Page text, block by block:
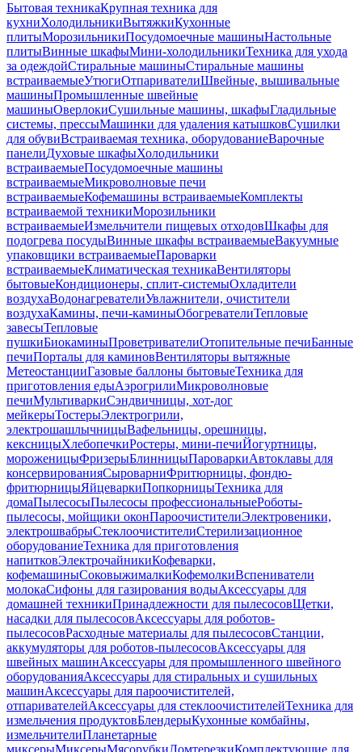
Бытовая техникаКрупная техника для
кухниХолодильникиВытяжкиКухонные
плитыМорозильникиПосудомоечные машиныНастольные
плитыВинные шкафыМини-холодильникиТехника для ухода
за одеждойСтиральные машиныСтиральные машины
встраиваемыеУтюгиОтпаривателиШвейные, вышивальные
машиныПромышленные швейные
машиныОверлокиСушильные машины, шкафыГладильные
системы, прессыМашинки для удаления катышковСушилки
для обувиВстраиваемая техника, оборудованиеВарочные
панелиДуховые шкафыХолодильники
встраиваемыеПосудомоечные машины
встраиваемыеМикроволновые печи
встраиваемыеКофемашины встраиваемыеКомплекты
встраиваемой техникиМорозильники
встраиваемыеИзмельчители пищевых отходовШкафы для
подогрева посудыВинные шкафы встраиваемыеВакуумные
упаковщики встраиваемыеПароварки
встраиваемыеКлиматическая техникаВентиляторы
бытовыеКондиционеры, сплит-системыОхладители
воздухаВодонагревателиУвлажнители, очистители
воздухаКамины, печи-каминыОбогревателиТепловые
завесыТепловые
пушкиБиокаминыПроветривателиОтопительные печиБанные
печиПорталы для каминовВентиляторы вытяжные
МетеостанцииГазовые баллоны бытовыеТехника для
приготовления едыАэрогрилиМикроволновые
печиМультиваркиСэндвичницы, хот-дог
мейкерыТостерыЭлектрогрили,
электрошашлычницыВафельницы, орешницы,
кексницыХлебопечкиРостеры, мини-печиЙогуртницы,
мороженицыФризерыБлинницыПароваркиАвтоклавы для
консервированияСыроварниФритюрницы, фондю-
фритюрницыЯйцеваркиПопкорницыТехника для
домаПылесосыПылесосы профессиональныеРоботы-
пылесосы, мойщики оконПароочистителиЭлектровеники,
электрошвабрыСтеклоочистителиСтерилизационное
оборудованиеТехника для приготовления
напитковЭлектрочайникиКофеварки,
кофемашиныСоковыжималкиКофемолкиВспениватели
молокаСифоны для газирования водыАксессуары для
домашней техникиПринадлежности для пылесосовЩетки,
насадки для пылесосовАксессуары для роботов-
пылесосовРасходные материалы для пылесосовСтанции,
аккумуляторы для роботов-пылесосовАксессуары для
швейных машинАксессуары для промышленного швейного
оборудованияАксессуары для стиральных и сушильных
машинАксессуары для пароочистителей,
отпаривателейАксессуары для стеклоочистителейТехника для
измельчения продуктовБлендерыКухонные комбайны,
измельчителиПланетарные
миксерыМиксерыМясорубкиЛомтерезкиКомплектующие для